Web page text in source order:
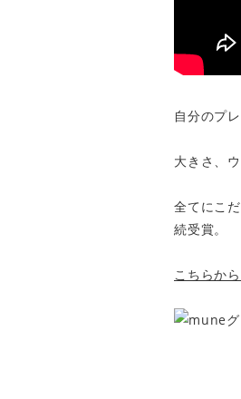
自分のプ
大きさ、
全てにこ
続受賞。
こちらか